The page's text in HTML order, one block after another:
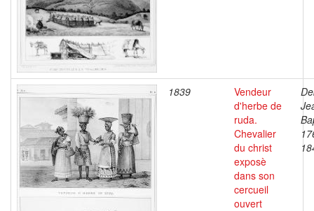
1839
Vendeur
d'herbe de
ruda.
Chevalier
du christ
exposè
dans son
cercueil
ouvert